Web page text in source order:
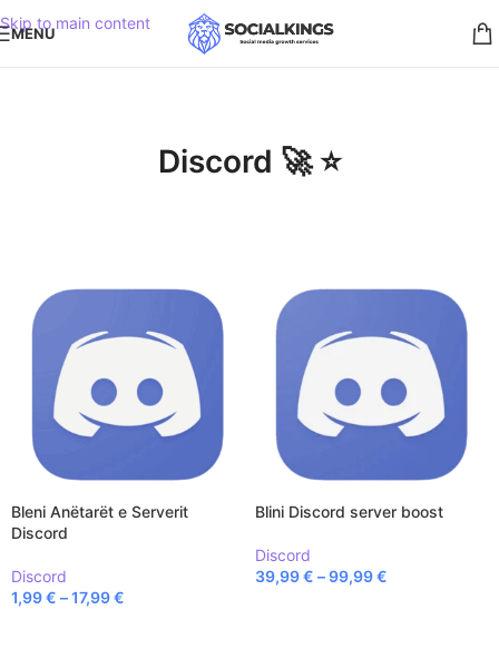
Skip to main content
MENU
Discord 🚀 ⭐️
Bleni Anëtarët e Serverit
Discord
Discord
1,99€ –17,99€
Blini Discord server boost
Discord
39,99€ –99,99€